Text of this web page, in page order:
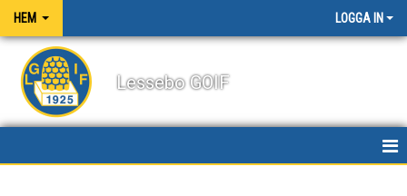
HEM LOGGA IN
Lessebo GOIF